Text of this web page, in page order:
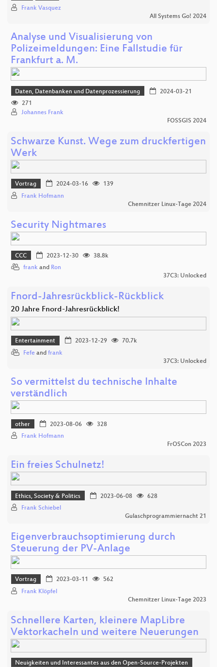
Frank Vasquez
All Systems Go! 2024
Analyse und Visualisierung von
Polizeimeldungen: Eine Fallstudie für
Frankfurt a. M.
Daten, Datenbanken und Datenprozessierung
2024-03-21
271
Johannes Frank
FOSSGIS 2024
Schwarze Kunst. Wege zum druckfertigen
Werk
Vortrag 2024-03-16
139
Frank Hofmann
Chemnitzer Linux-Tage 2024
Security Nightmares
CCC 2023-12-30
38.8k
frank and Ron
37C3: Unlocked
Fnord-Jahresrückblick-Rückblick
20 Jahre Fnord-Jahresrückblick!
Entertainment 2023-12-29
70.7k
Fefe and frank
37C3: Unlocked
So vermittelst du technische Inhalte
verständlich
other 2023-08-06
328
Frank Hofmann
FrOSCon 2023
Ein freies Schulnetz!
Ethics, Society & Politics 2023-06-08
628
Frank Schiebel
Gulaschprogrammiernacht 21
Eigenverbrauchsoptimierung durch
Steuerung der PV-Anlage
Vortrag 2023-03-11
562
Frank Klöpfel
Chemnitzer Linux-Tage 2023
Schnellere Karten, kleinere MapLibre
Vektorkacheln und weitere Neuerungen
Neuigkeiten und Interessantes aus den Open-Source-Projekten